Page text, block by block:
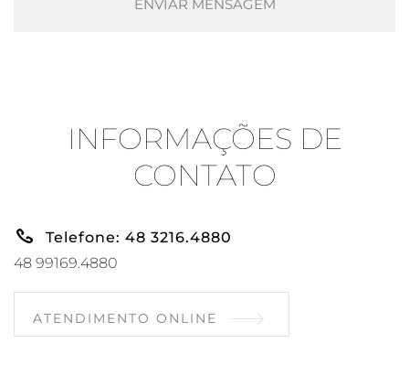
INFORMAÇÕES DE
CONTATO
Telefone: 48 3216.4880
48 99169.4880
ATENDIMENTO ONLINE